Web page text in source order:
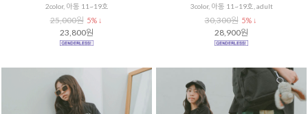
2color, 아동 11~19호
25,000원 5% ↓
23,800원
3color, 아동 11~19호, adult
30,300원 5% ↓
28,900원